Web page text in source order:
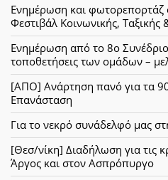
Ενημέρωση και φωτορεπορτάζ
Φεστιβάλ Κοινωνικής, Ταξικής
Ενημέρωση από το 8ο
τοποθετήσεις των ομάδων –
[ΑΠΟ] Ανάρτηση πανό για τα
Επανάσταση
Για το νεκρό συνάδελφό μας
[Θεσ/νίκη] Διαδήλωση για τις
Άργος και στον Ασπρόπυργο